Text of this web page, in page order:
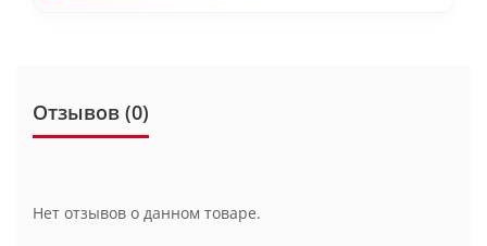
Отзывов (0)
Нет отзывов о данном товаре.